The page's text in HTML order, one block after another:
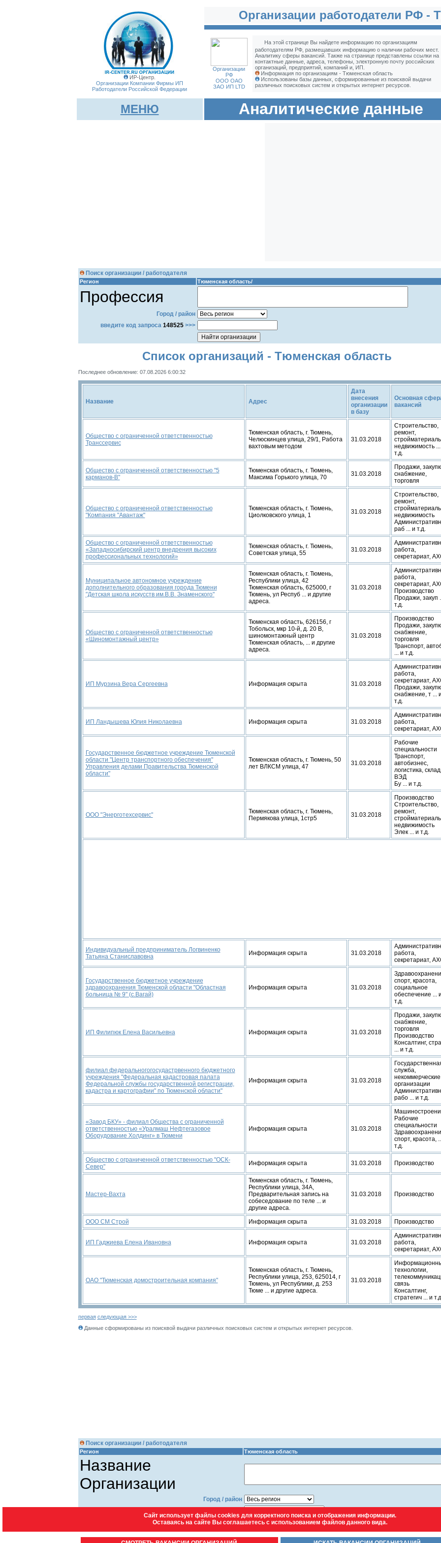
ИР-Центр.
Организации Компании Фирмы ИП
Работодатели Российской Федерации
Организации работодатели РФ -
Организации
РФ
ООО ОАО
ЗАО ИП LTD
На этой странице Вы найдете информацию по организациям
работодателям РФ, размещавших информацию о наличии рабочих мест.
Аналитику сферы вакансий. Также на странице представлены ссылки на
контактные данные, адреса, телефоны, электронную почту российских
организаций, предприятий, компаний и, ИП.
Информация по организациям - Тюменская область
Использованы базы данных, сформированные из поисквой выдачи
различных поисковых систем и открытых интернет ресурсов.
МЕНЮ Аналитические данные
Поиск организации / работодателя
Регион Тюменская область/
Профессия
Город / район
введите код запроса 148525 >>>
Список организаций - Тюменская область
Последнее обновление: 07.08.2026 6:00:32
Название Адрес
Дата
внесения
организации
в базу
Основная
вакансий
Общество с ограниченной ответственностью
Транссервис
Тюменская область, г. Тюмень,
Челюскинцев улица, 29/1, Работа
вахтовым методом
31.03.2018
Строительство,
ремонт,
недвижимость
т.д.
Общество с ограниченной ответственностью "5
карманов-В"
Тюменская область, г. Тюмень,
Максима Горького улица, 70
31.03.2018
Продажи,
снабжение,
торговля
Общество с ограниченной ответственностью
"Компания "Авантаж"
Тюменская область, г. Тюмень,
Циолковского улица, 1
31.03.2018
Строительство,
ремонт,
недвижимость
раб ... и т.д.
Общество с ограниченной ответственностью
«Западносибирский центр внедрения высоких
профессиональных технологий»
Тюменская область, г. Тюмень,
Советская улица, 55
31.03.2018
работа,
секретариат,
Муниципальное автономное учреждение
дополнительного образования города Тюмени
"Детская школа искусств им.В.В. Знаменского"
Тюменская область, г. Тюмень,
Республики улица, 42
Тюменская область, 625000, г
Тюмень, ул Респуб ... и другие
адреса.
31.03.2018
работа,
секретариат,
Производство
Продажи, закуп
т.д.
Общество с ограниченной ответственностью
«Шиномонтажный центр»
Тюменская область, 626156, г
Тобольск, мкр 10-й, д. 20 В,
шиномонтажный центр
Тюменская область, ... и другие
адреса.
31.03.2018
Производство
Продажи,
снабжение,
торговля
Транспорт,
... и т.д.
ИП Мурзина Вера Сергеевна Информация скрыта 31.03.2018
работа,
секретариат,
Продажи,
снабжение, т ... и
т.д.
ИП Ландышева Юлия Николаевна Информация скрыта 31.03.2018
работа,
секретариат,
Государственное бюджетное учреждение Тюменской
области "Центр транспортного обеспечения"
Управления делами Правительства Тюменской
области"
Тюменская область, г. Тюмень, 50
лет ВЛКСМ улица, 47
31.03.2018
Рабочие
специальности
Транспорт,
автобизнес,
логистика,
ВЭД
Бу ... и т.д.
ООО "Энерготехсервис"
Тюменская область, г. Тюмень,
Пермякова улица, 1стр5
31.03.2018
Производство
Строительство,
ремонт,
недвижимость
Элек ... и т.д.
Индивидуальный предприниматель Логвиненко
Татьяна Станиславовна
Информация скрыта 31.03.2018
работа,
секретариат,
Государственное бюджетное учреждение
здравоохранения Тюменской области "Областная
больница № 9" (с.Вагай)
Информация скрыта 31.03.2018
спорт, красота,
социальное
обеспечение ... и
т.д.
ИП Филипюк Елена Васильевна Информация скрыта 31.03.2018
Продажи,
снабжение,
торговля
Производство
Консалтинг,
... и т.д.
филиал федеральногогосудастрвенного бюджетного
учреждения "Федеральная кадастровая палата
Федеральной службы государственной регистрации,
кадастра и картографии" по Тюменской области"
Информация скрыта 31.03.2018
служба,
некоммерческие
организации
рабо ... и т.д.
«Завод БКУ» - филиал Общества с ограниченной
ответственностью «Уралмаш Нефтегазовое
Оборудование Холдинг» в Тюмени
Информация скрыта 31.03.2018
Рабочие
специальности
спорт, красота,
т.д.
Общество с ограниченной ответственностью "ОСК-
Север"
Информация скрыта 31.03.2018 Производство
Мастер-Вахта
Тюменская область, г. Тюмень,
Республики улица, 34А,
Предварительная запись на
собеседование по теле ... и
другие адреса.
31.03.2018 Производство
ООО СМ Строй Информация скрыта 31.03.2018 Производство
ИП Гаджиева Елена Ивановна Информация скрыта 31.03.2018
работа,
секретариат,
ОАО "Тюменская домостроительная компания"
Тюменская область, г. Тюмень,
Республики улица, 253, 625014, г
Тюмень, ул Республики, д. 253
Тюме ... и другие адреса.
31.03.2018
технологии,
связь
Консалтинг,
стратегич ... и
первая следующая >>>
Данные сформированы из поисквой выдачи различных поисковых систем и открытых интернет ресурсов.
Поиск организации / работодателя
Регион Тюменская область
Название
Организации
Город / район
Сайт использует файлы cookies для корректного поиска и отображения информации.
Оставаясь на сайте Вы соглашаетесь с использованием файлов данного вида.